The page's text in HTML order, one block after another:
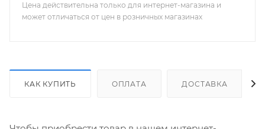
Цена действительна только для интернет-магазина и
может отличаться от цен в розничных магазинах
КАК КУПИТЬ ОПЛАТА ДОСТАВКА